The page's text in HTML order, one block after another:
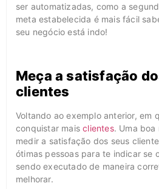
ser automatizadas, como a
meta estabelecida é mais fácil
seu negócio está indo!
Meça a satisfação
clientes
Voltando ao exemplo anterior, em
conquistar maisclientes. Uma boa
medir a satisfação dos seus
ótimas pessoas para te indicar se
sendo executado de maneira
melhorar.